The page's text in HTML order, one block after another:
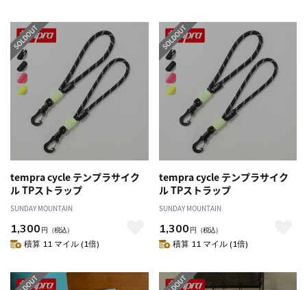
tempra cycle テンプラサイク
ル TPストラップ
SUNDAY MOUNTAIN
1,300 円 （税込）
積算 11 マイル (1倍)
tempra cycle テンプラサイク
ル TPストラップ
SUNDAY MOUNTAIN
1,300 円 （税込）
積算 11 マイル (1倍)